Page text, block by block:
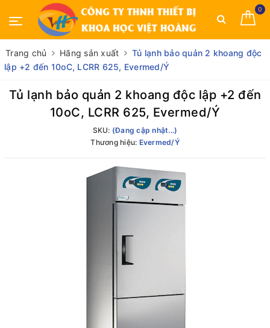
0
Trang chủ Hãng sản xuất
Tủ lạnh bảo quản 2 khoang độc
lập +2 đến 10oC, LCRR 625, Evermed/Ý
Tủ lạnh bảo quản 2 khoang độc lập +2 đến
10oC, LCRR 625, Evermed/Ý
SKU: (Đang cập nhật...)
Thương hiệu: Evermed/Ý